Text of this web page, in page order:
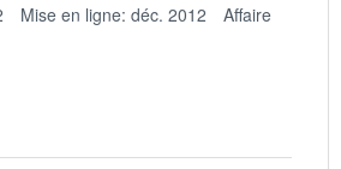
Mise en ligne: déc. 2012
Affaire